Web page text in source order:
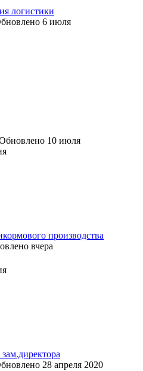
логистики
6 июля
10 июля
производства
вчера
28 апреля 2020